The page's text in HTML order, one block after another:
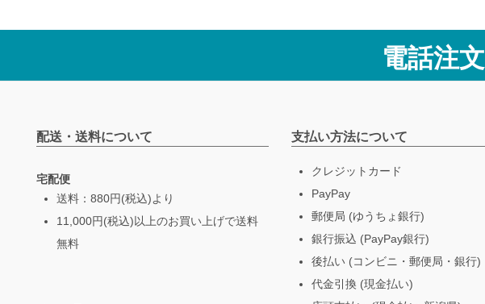
電話注文
配送・送料について
宅配便
送料：880円(税込)より
11,000円(税込)以上のお買い上げで送料
無料
支払い方法について
クレジットカード
PayPay
郵便局 (ゆうちょ銀行)
銀行振込 (PayPay銀行)
後払い (コンビニ・郵便局・銀行)
代金引換 (現金払い)